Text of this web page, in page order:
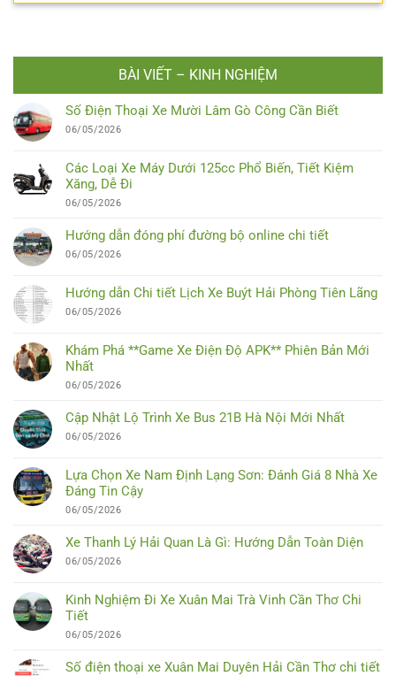
BÀI VIẾT – KINH NGHIỆM
Số Điện Thoại Xe Mười Lâm Gò Công Cần Biết
06/05/2026
Các Loại Xe Máy Dưới 125cc Phổ Biến, Tiết Kiệm
Xăng, Dễ Đi
06/05/2026
Hướng dẫn đóng phí đường bộ online chi tiết
06/05/2026
Hướng dẫn Chi tiết Lịch Xe Buýt Hải Phòng Tiên Lãng
06/05/2026
Khám Phá **Game Xe Điện Độ APK** Phiên Bản Mới
Nhất
06/05/2026
Cập Nhật Lộ Trình Xe Bus 21B Hà Nội Mới Nhất
06/05/2026
Lựa Chọn Xe Nam Định Lạng Sơn: Đánh Giá 8 Nhà Xe
Đáng Tin Cậy
06/05/2026
Xe Thanh Lý Hải Quan Là Gì: Hướng Dẫn Toàn Diện
06/05/2026
Kinh Nghiệm Đi Xe Xuân Mai Trà Vinh Cần Thơ Chi
Tiết
06/05/2026
Số điện thoại xe Xuân Mai Duyên Hải Cần Thơ chi tiết